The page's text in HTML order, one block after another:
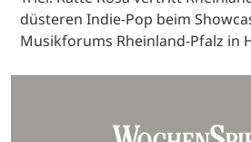
düsteren Indie-Pop beim
Musikforums Rheinland-Pfalz in